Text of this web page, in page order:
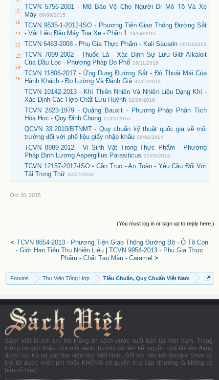
TCVN 5756-2001 - Mũ Bảo Vệ Cho Người Đi Mô Tô Và Xe
Máy 09/08/2015
TCVN 9535-1-2012-ISO - Phương Tiện Giao Thông Đường Sắt
- Vật Liệu Đầu Máy Toa Xe - Phần 1
23/04/2016
TCVN 6463-2008 - Phụ Gia Thực Phẩm - Kali Sacarin 06/10/2015
TCVN 7099-2002 - Thuốc Lá - Xác Định Sự Lưu Giữ Alkaloit
Của Đầu Lọc - Phương Pháp Đo Phổ 16/11/2015
TCVN 11806-2017 - Ứng Dụng Đường Sắt - Độ Thoải Mái Của
Hành Khách - Đo Lường Và Đánh Giá 07/07/2018
TCVN 10142-2013 - Khí Thiên Nhiên Và Nhiên Liệu Dạng Khí -
Xác Định Các Hợp Chất Lưu Huỳnh 02/06/2016
TCVN 2823-1979 - Quặng Bauxit - Phương Pháp Phân Tích
Hóa Học - Quy Định Chung 27/03/2016
QCVN 33:2010/BTNMT - Quy chuẩn kỹ thuật quốc gia về môi
trường đối với phế liệu giấy nhập khẩu 08/02/2014
TCVN 8989-2012 - Vi Sinh Vật Trong Thực Phẩm - Phương
Pháp Định Lượng Aspergillus Parasiticus 30/05/2016
TCVN 12157-2017-ISO - Cần Trục - An Toàn - Yêu Cầu Đối Với
Tải Trọng Thử 02/07/2018
Oct 30, 2015
(You must log in or sign up to reply here.)
< TCVN 9854-2013 - Phương Tiện Giao Thông Đường Bộ - Ô Tô Con
- Giới Hạn Tiêu Thụ Nhiên Liệu
TCVN 9954-2013 - Phụ Gia Thực
Phẩm - Chất Tạo Màu - Caramel >
Forums Thư Viện Tổng Hợp Tiêu Chuẩn, Quy Chuẩn Việt Nam
Sách Việt là nơi lưu trữ thông tin sách được xuất bản tại Việt Nam. Trong
thông tin giới thiệu của mỗi sách thường có liên kết nguồn của tài liệu đang
được lưu trữ tại các thư viện của Việt Nam. Đối với liên kết Google Drive có
thể tải được miễn phí hoặc KHÔNG có quyền truy cập (thường là không có
bản số hóa).